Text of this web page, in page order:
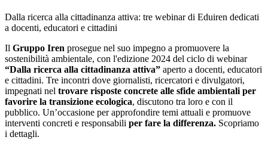
Dalla ricerca alla cittadinanza attiva: tre webinar di Eduiren dedicati
a docenti, educatori e cittadini
Il Gruppo Iren prosegue nel suo impegno a promuovere la
sostenibilità ambientale, con l'edizione 2024 del ciclo di webinar
“Dalla ricerca alla cittadinanza attiva” aperto a docenti, educatori
e cittadini. Tre incontri dove giornalisti, ricercatori e divulgatori,
impegnati nel trovare risposte concrete alle sfide ambientali per
favorire la transizione ecologica, discutono tra loro e con il
pubblico. Un’occasione per approfondire temi attuali e promuove
interventi concreti e responsabili per fare la differenza. Scopriamo
i dettagli.